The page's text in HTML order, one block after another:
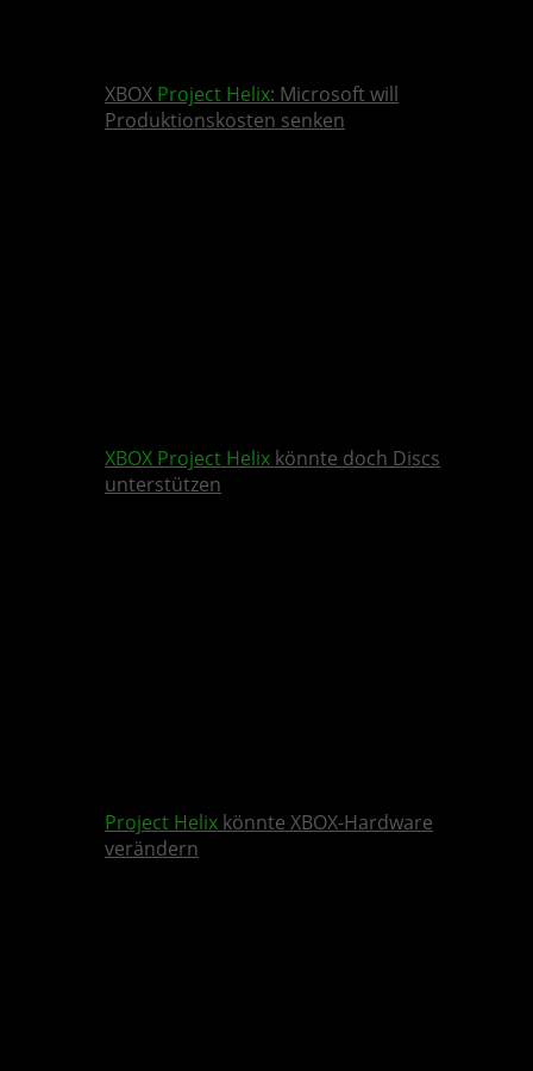
XBOX Project Helix: Microsoft will
Produktionskosten senken
XBOX Project Helix könnte doch Discs
unterstützen
Project Helix könnte XBOX-Hardware
verändern